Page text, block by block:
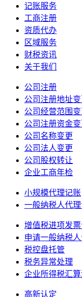
记账服务
工商注册
资质代办
区域服务
财税资讯
关于我们
公司注册
公司注册地址变
公司经营范围变
公司注册资金变
公司名称变更
公司法人变更
公司股权转让
企业工商年检
小规模代理记账
一般纳税人代
增值税进项发
申请一般纳税
税控盘托管
税务异常处理
企业所得税汇
高新认定